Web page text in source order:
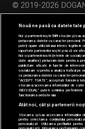
© 2019-2026
Nouă ne pasă ca datele
Noi și partenerii noștri589stocăm și/sau
prelucrarea datelor cu caracter personal.
puteți opune utilizării unui interes legitim
raportate partenerilor noștri și nu vă vor
Noi si partenerii nostri (retelele de
date analitice) prelucram date pentru a
publicitare afisate in functie de
socializare si pentru a analiza traficul pe
cu prelucrarea datelor cu caracter
“ACCEPT TOATE”, acceptati folosirea
stocarea/accesarea informatiilor de catre
INDIVIDUAL” puteti schimba
functionarea website-ului.
Atât noi, cât și partenerii
Stocarea și/sau accesarea informațiilor
pentru selectarea conținutului
personalizat. Utilizarea profilurilor